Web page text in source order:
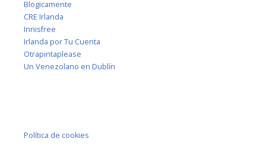
Blogicamente
CRE Irlanda
Innisfree
Irlanda por Tu Cuenta
Otrapintaplease
Un Venezolano en Dublín
Política de cookies